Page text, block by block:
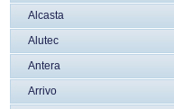
Alcasta
Alutec
Antera
Arrivo